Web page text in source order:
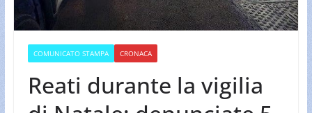
COMUNICATO STAMPA CRONACA
Reati durante la vigilia